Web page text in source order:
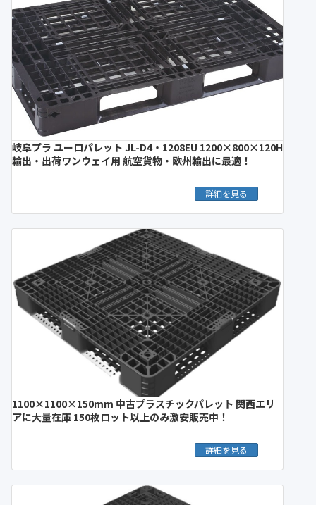
岐阜プラ ユーロパレット JL-D4・1208EU 1200×800×120H
輸出・出荷ワンウェイ用 航空貨物・欧州輸出に最適！
詳細を見る
1100×1100×150mm 中古プラスチックパレット 関西エリ
アに大量在庫 150枚ロット以上のみ激安販売中！
詳細を見る